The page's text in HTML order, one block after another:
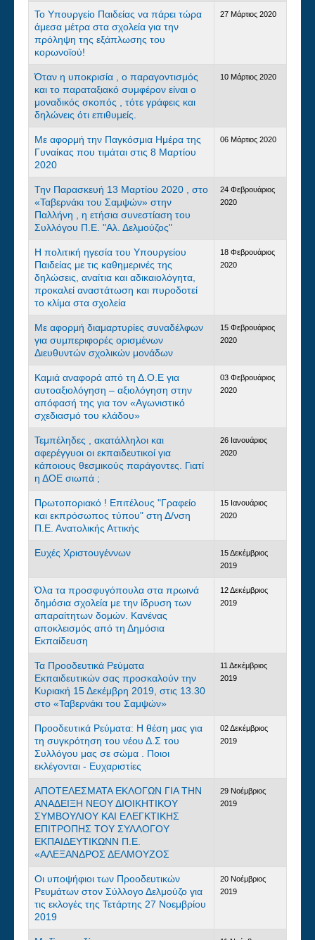
Το Υπουργείο Παιδείας να πάρει τώρα
άμεσα μέτρα στα σχολεία για την
πρόληψη της εξάπλωσης του
κορωνοϊού!
27 Μάρτιος 2020
Όταν η υποκρισία , ο παραγοντισμός
και το παραταξιακό συμφέρον είναι ο
μοναδικός σκοπός , τότε γράφεις και
δηλώνεις ότι επιθυμείς.
10 Μάρτιος 2020
Με αφορμή την Παγκόσμια Ημέρα της
Γυναίκας που τιμάται στις 8 Μαρτίου
2020
06 Μάρτιος 2020
Την Παρασκευή 13 Μαρτίου 2020 , στο
«Ταβερνάκι του Σαμψών» στην
Παλλήνη , η ετήσια συνεστίαση του
Συλλόγου Π.Ε. "Αλ. Δελμούζος"
24 Φεβρουάριος
2020
Η πολιτική ηγεσία του Υπουργείου
Παιδείας με τις καθημερινές της
δηλώσεις, αναίτια και αδικαιολόγητα,
προκαλεί αναστάτωση και πυροδοτεί
το κλίμα στα σχολεία
18 Φεβρουάριος
2020
Με αφορμή διαμαρτυρίες συναδέλφων
για συμπεριφορές ορισμένων
Διευθυντών σχολικών μονάδων
15 Φεβρουάριος
2020
Καμιά αναφορά από τη Δ.Ο.Ε για
αυτοαξιολόγηση – αξιολόγηση στην
απόφασή της για τον «Αγωνιστικό
σχεδιασμό του κλάδου»
03 Φεβρουάριος
2020
Τεμπέληδες , ακατάλληλοι και
αφερέγγυοι οι εκπαιδευτικοί για
κάποιους θεσμικούς παράγοντες. Γιατί
η ΔΟΕ σιωπά ;
26 Ιανουάριος
2020
Πρωτοποριακό ! Επιτέλους "Γραφείο
και εκπρόσωπος τύπου" στη Δ/νση
Π.Ε. Ανατολικής Αττικής
15 Ιανουάριος
2020
Ευχές Χριστουγέννων
15 Δεκέμβριος
2019
Όλα τα προσφυγόπουλα στα πρωινά
δημόσια σχολεία με την ίδρυση των
απαραίτητων δομών. Κανένας
αποκλεισμός από τη Δημόσια
Εκπαίδευση
12 Δεκέμβριος
2019
Τα Προοδευτικά Ρεύματα
Εκπαιδευτικών σας προσκαλούν την
Κυριακή 15 Δεκέμβρη 2019, στις 13.30
στο «Ταβερνάκι του Σαμψών»
11 Δεκέμβριος
2019
Προοδευτικά Ρεύματα: Η θέση μας για
τη συγκρότηση του νέου Δ.Σ του
Συλλόγου μας σε σώμα . Ποιοι
εκλέγονται - Ευχαριστίες
02 Δεκέμβριος
2019
ΑΠΟΤΕΛΕΣΜΑΤΑ ΕΚΛΟΓΩΝ ΓΙΑ ΤΗΝ
ΑΝΑΔΕΙΞΗ ΝΕΟΥ ΔΙΟΙΚΗΤΙΚΟΥ
ΣΥΜΒΟΥΛΙΟΥ ΚΑΙ ΕΛΕΓΚΤΙΚΗΣ
ΕΠΙΤΡΟΠΗΣ ΤΟΥ ΣΥΛΛΟΓΟΥ
ΕΚΠΑΙΔΕΥΤΙΚΩΝΝ Π.Ε.
«ΑΛΕΞΑΝΔΡΟΣ ΔΕΛΜΟΥΖΟΣ
29 Νοέμβριος
2019
Οι υποψήφιοι των Προοδευτικών
Ρευμάτων στον Σύλλογο Δελμούζο για
τις εκλογές της Τετάρτης 27 Νοεμβρίου
2019
20 Νοέμβριος
2019